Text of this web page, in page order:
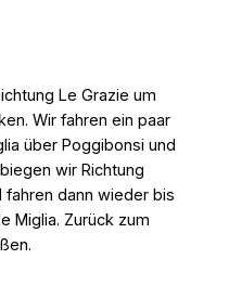
Le Grazie um
Wir fahren ein paar
über Poggibonsi und
wir Richtung
fahren dann wieder bis
Miglia. Zurück zum